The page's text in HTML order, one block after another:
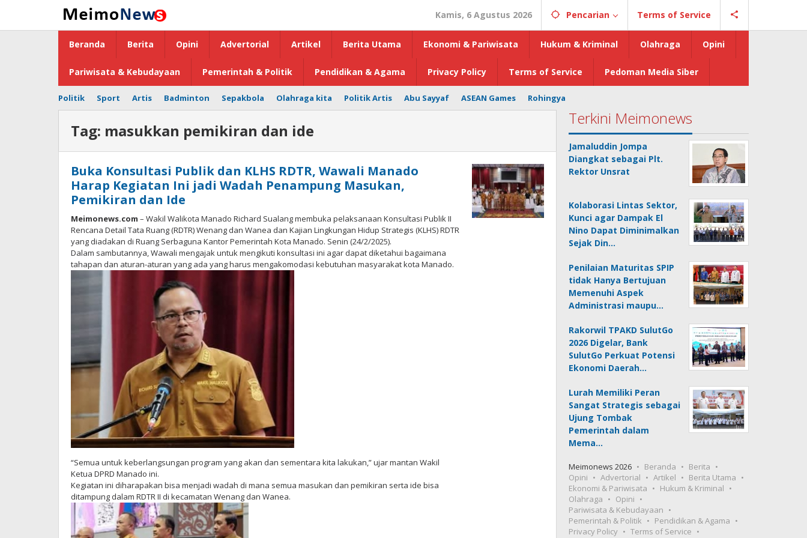
konten
Kamis, 6 Agustus 2026 Pencarian Terms of Service
Beranda Berita Opini Advertorial Artikel Berita Utama Ekonomi & Pariwisata Hukum & Kriminal Olahraga Opini
Pariwisata & Kebudayaan Pemerintah & Politik Pendidikan & Agama Privacy Policy Terms of Service Pedoman Media Siber
Politik Sport Artis Badminton Sepakbola Olahraga kita Politik Artis Abu Sayyaf ASEAN Games Rohingya
Tag: masukkan pemikiran dan ide
Buka Konsultasi Publik dan KLHS RDTR, Wawali Manado
Harap Kegiatan Ini jadi Wadah Penampung Masukan,
Pemikiran dan Ide
Meimonews.com – Wakil Walikota Manado Richard Sualang membuka pelaksanaan Konsultasi Publik II
Rencana Detail Tata Ruang (RDTR) Wenang dan Wanea dan Kajian Lingkungan Hidup Strategis (KLHS) RDTR
yang diadakan di Ruang Serbaguna Kantor Pemerintah Kota Manado. Senin (24/2/2025).
Dalam sambutannya, Wawali mengajak untuk mengikuti konsultasi ini agar dapat diketahui bagaimana
tahapan dan aturan-aturan yang ada yang harus mengakomodasi kebutuhan masyarakat kota Manado.
“Semua untuk keberlangsungan program yang akan dan sementara kita lakukan,” ujar mantan Wakil
Ketua DPRD Manado ini.
Kegiatan ini diharapakan bisa menjadi wadah di mana semua masukan dan pemikiran serta ide bisa
ditampung dalam RDTR II di kecamatan Wenang dan Wanea.
Terkini Meimonews
Jamaluddin Jompa
Diangkat sebagai Plt.
Rektor Unsrat
Kolaborasi Lintas Sektor,
Kunci agar Dampak El
Nino Dapat Diminimalkan
Sejak Din…
Penilaian Maturitas SPIP
tidak Hanya Bertujuan
Memenuhi Aspek
Administrasi maupu…
Rakorwil TPAKD SulutGo
2026 Digelar, Bank
SulutGo Perkuat Potensi
Ekonomi Daerah…
Lurah Memiliki Peran
Sangat Strategis sebagai
Ujung Tombak
Pemerintah dalam
Mema…
Meimonews 2026 Beranda
Berita
Opini
Advertorial Artikel
Berita Utama
Ekonomi & Pariwisata
Hukum & Kriminal
Olahraga
Opini
Pariwisata & Kebudayaan
Pemerintah & Politik
Pendidikan & Agama
Privacy Policy
Terms of Service